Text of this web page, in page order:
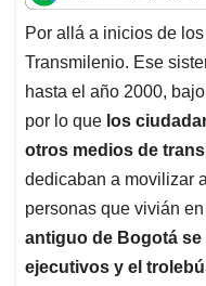
t
s
A
p
p
e
b
o
o
k
k
e
d
I
n
i
l
Por allá a inicios de
Transmilenio. Ese
hasta el año 2000,
por lo que los
otros medios de
dedicaban a movilizar
personas que vivián
antiguo de Bogotá
ejecutivos y el